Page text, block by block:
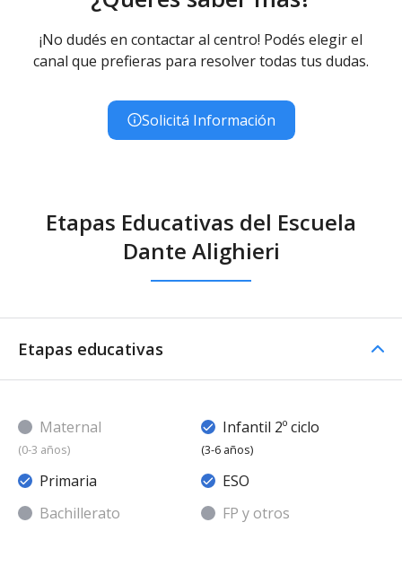
¡No dudés en contactar al centro! Podés elegir el
canal que prefieras para resolver todas tus dudas.
Solicitá Información
Etapas Educativas del Escuela
Dante Alighieri
Etapas educativas
Maternal
(0-3 años)
Infantil 2º ciclo
(3-6 años)
Primaria
ESO
Bachillerato
FP y otros